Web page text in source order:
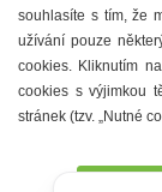
souhlasíte s tím, že
užívání pouze
cookies. Kliknutím
cookies s výjimkou
stránek (tzv. „Nutné